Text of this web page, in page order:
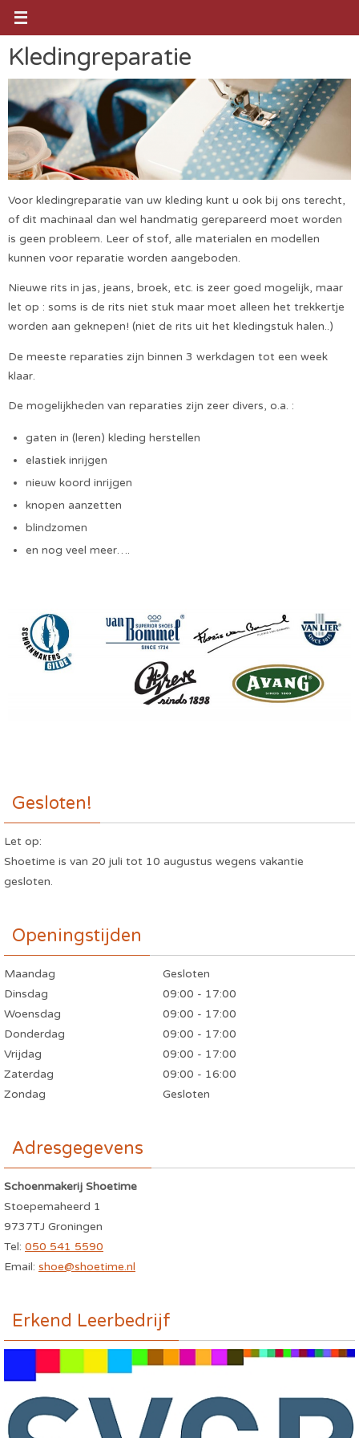
naar
de
inhoud
Kledingreparatie
Voor kledingreparatie van uw kleding kunt u ook bij ons terecht,
of dit machinaal dan wel handmatig gerepareerd moet worden
is geen probleem. Leer of stof, alle materialen en modellen
kunnen voor reparatie worden aangeboden.
Nieuwe rits in jas, jeans, broek, etc. is zeer goed mogelijk, maar
let op : soms is de rits niet stuk maar moet alleen het trekkertje
worden aan geknepen! (niet de rits uit het kledingstuk halen..)
De meeste reparaties zijn binnen 3 werkdagen tot een week
klaar.
De mogelijkheden van reparaties zijn zeer divers, o.a. :
gaten in (leren) kleding herstellen
elastiek inrijgen
nieuw koord inrijgen
knopen aanzetten
blindzomen
en nog veel meer….
Gesloten!
Let op:
Shoetime is van 20 juli tot 10 augustus wegens vakantie
gesloten.
Openingstijden
Maandag
Gesloten
Dinsdag
09:00 - 17:00
Woensdag
09:00 - 17:00
Donderdag
09:00 - 17:00
Vrijdag
09:00 - 17:00
Zaterdag
09:00 - 16:00
Zondag
Gesloten
Adresgegevens
Schoenmakerij Shoetime
Stoepemaheerd 1
9737TJ Groningen
Tel: 050 541 5590
Email: shoe@shoetime.nl
Erkend Leerbedrijf